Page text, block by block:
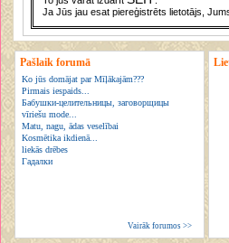
Ja Jūs jau esat piereģistrēts lietotājs,
Pašlaik forumā
Ko jūs domājat par Mīļākajām???
Pirmais iespaids...
Бабушки-целительницы, заговорщицы
vīriešu mode...
Matu, nagu, ādas veselībai
Kosmētika ikdienā...
liekās drēbes
Гадалки
Vairāk forumos >>